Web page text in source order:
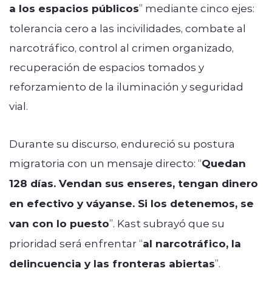
a los espacios públicos” mediante cinco ejes:
tolerancia cero a las incivilidades, combate al
narcotráfico, control al crimen organizado,
recuperación de espacios tomados y
reforzamiento de la iluminación y seguridad
vial.
Durante su discurso, endureció su postura
migratoria con un mensaje directo: “Quedan
128 días. Vendan sus enseres, tengan dinero
en efectivo y váyanse. Si los detenemos, se
van con lo puesto”. Kast subrayó que su
prioridad será enfrentar “al narcotráfico, la
delincuencia y las fronteras abiertas”.